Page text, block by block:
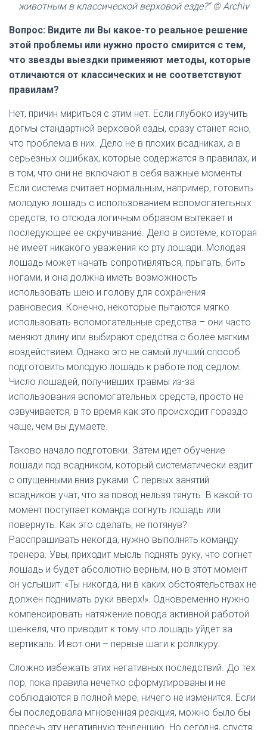
животным в классической верховой езде?“ © Archiv
Вопрос: Видите ли Вы какое-то реальное решение
этой проблемы или нужно просто смирится с тем,
что звезды выездки применяют методы, которые
отличаются от классических и не соответствуют
правилам?
Нет, причин мириться с этим нет. Если глубоко изучить
догмы стандартной верховой езды, сразу станет ясно,
что проблема в них. Дело не в плохих всадниках, а в
серьезных ошибках, которые содержатся в правилах, и
в том, что они не включают в себя важные моменты.
Если система считает нормальным, например, готовить
молодую лошадь с использованием вспомогательных
средств, то отсюда логичным образом вытекает и
последующее ее скручивание. Дело в системе, которая
не имеет никакого уважения ко рту лошади. Молодая
лошадь может начать сопротивляться, прыгать, бить
ногами, и она должна иметь возможность
использовать шею и голову для сохранения
равновесия. Конечно, некоторые пытаются мягко
использовать вспомогательные средства – они часто
меняют длину или выбирают средства с более мягким
воздействием. Однако это не самый лучший способ
подготовить молодую лошадь к работе под седлом.
Число лошадей, получивших травмы из-за
использования вспомогательных средств, просто не
озвучивается, в то время как это происходит гораздо
чаще, чем вы думаете.
Таково начало подготовки. Затем идет обучение
лошади под всадником, который систематически ездит
с опущенными вниз руками. С первых занятий
всадников учат, что за повод нельзя тянуть. В какой-то
момент поступает команда согнуть лошадь или
повернуть. Как это сделать, не потянув?
Расспрашивать некогда, нужно выполнять команду
тренера. Увы, приходит мысль поднять руку, что согнет
лошадь и будет абсолютно верным, но в этот момент
он услышит: «Ты никогда, ни в каких обстоятельствах не
должен поднимать руки вверх!». Одновременно нужно
компенсировать натяжение повода активной работой
шенкеля, что приводит к тому что лошадь уйдет за
вертикаль. И вот они – первые шаги к роллкуру.
Сложно избежать этих негативных последствий. До тех
пор, пока правила нечетко сформулированы и не
соблюдаются в полной мере, ничего не изменится. Если
бы последовала мгновенная реакция, можно было бы
пресечь эту негативную тенденцию. Но сегодня, спустя